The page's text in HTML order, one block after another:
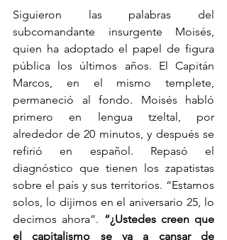
Siguieron las palabras del
subcomandante insurgente Moisés,
quien ha adoptado el papel de figura
pública los últimos años. El Capitán
Marcos, en el mismo templete,
permaneció al fondo. Moisés habló
primero en lengua tzeltal, por
alrededor de 20 minutos, y después se
refirió en español. Repasó el
diagnóstico que tienen los zapatistas
sobre el país y sus territorios. “Estamos
solos, lo dijimos en el aniversario 25, lo
decimos ahora”. “¿Ustedes creen que
el capitalismo se va a cansar de